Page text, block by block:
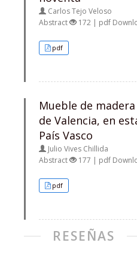
Carlos Tejo Veloso
Abstract
172 | pdf
pdf
Mueble de
de Valencia, en
País Vasco
Julio Vives Chillida
Abstract
177 | pdf
pdf
RESEÑAS